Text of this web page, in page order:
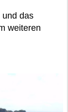
und das
weiteren